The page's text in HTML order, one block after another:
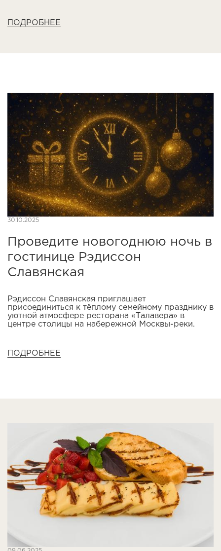
ПОДРОБНЕЕ
30.10.2025
Проведите новогоднюю ночь в
гостинице Рэдиссон
Славянская
Рэдиссон Славянская приглашает
присоединиться к тёплому семейному празднику в
уютной атмосфере ресторана «Талавера» в
центре столицы на набережной Москвы-реки.
ПОДРОБНЕЕ